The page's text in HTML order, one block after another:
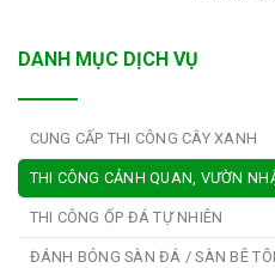
DANH MỤC DỊCH VỤ
CUNG CẤP THI CÔNG CÂY XANH
THI CÔNG CẢNH QUAN, VƯỜN
THI CÔNG ỐP ĐÁ TỰ NHIÊN
ĐÁNH BÓNG SÀN ĐÁ / SÀN BÊ